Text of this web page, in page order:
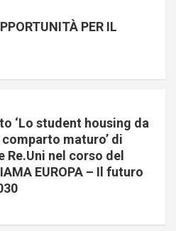
PER IL
‘Lo student housing da
maturo’ di
Re.Uni nel corso del
EUROPA – Il futuro